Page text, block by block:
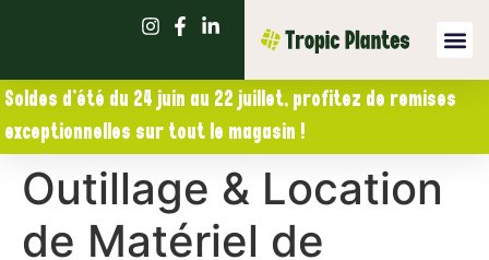
Soldes d’été du 24 juin au 22 juillet, profitez de remises
exceptionnelles sur tout le magasin !
Outillage & Location
de Matériel de